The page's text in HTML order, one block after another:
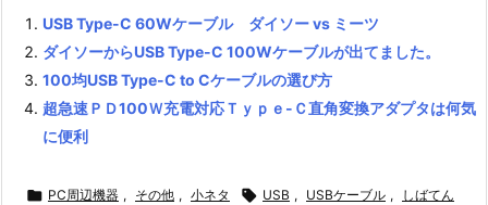
USB Type-C 60Wケーブル ダイソー vs ミーツ
ダイソーからUSB Type-C 100Wケーブルが出てました。
100均USB Type-C to Cケーブルの選び方
超急速ＰＤ100Ｗ充電対応Ｔｙｐｅ-Ｃ直角変換アダプタは何気
に便利
 PC周辺機器 , その他 , 小ネタ  USB , USBケーブル , しばてん